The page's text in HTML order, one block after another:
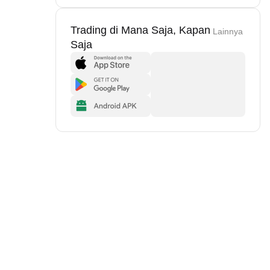
Trading di Mana Saja, Kapan
Saja
Lainnya